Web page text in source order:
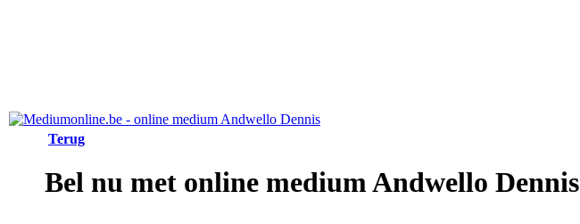
Terug
Bel nu met online medium Andwello Dennis